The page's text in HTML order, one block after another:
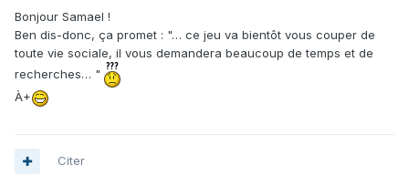
Bonjour Samael !
Ben dis-donc, ça promet : "… ce jeu va bientôt vous couper de
toute vie sociale, il vous demandera beaucoup de temps et de
recherches… "
À+
Citer